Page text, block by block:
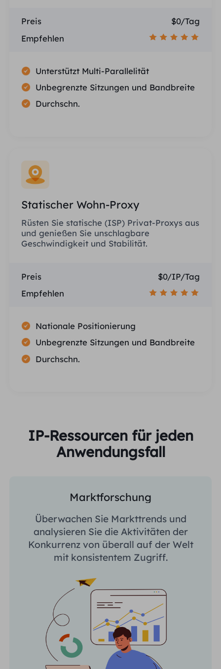
Preis
$0/Tag
Empfehlen
Unterstützt Multi-Parallelität
Unbegrenzte Sitzungen und Bandbreite
Durchschn.
Statischer Wohn-Proxy
Rüsten Sie statische (ISP) Privat-Proxys aus
und genießen Sie unschlagbare
Geschwindigkeit und Stabilität.
Preis
$0/IP/Tag
Empfehlen
Nationale Positionierung
Unbegrenzte Sitzungen und Bandbreite
Durchschn.
IP-Ressourcen für jeden
Anwendungsfall
Marktforschung
Überwachen Sie Markttrends und
analysieren Sie die Aktivitäten der
Konkurrenz von überall auf der Welt
mit konsistentem Zugriff.